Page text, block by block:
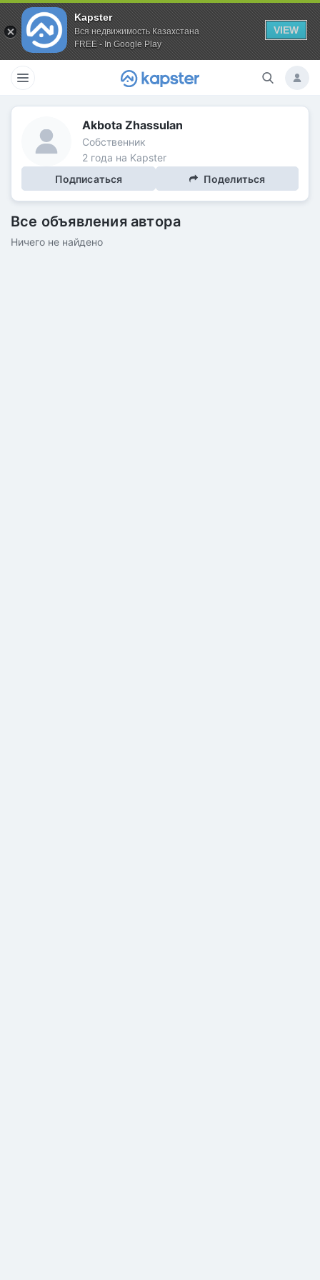
Kapster
Вся недвижимость Казахстана
FREE - In Google Play
VIEW
Akbota Zhassulan
Собственник
2 года на Kapster
Подписаться
Поделиться
Все объявления автора
Ничего не найдено